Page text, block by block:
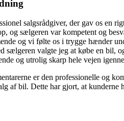
salgsrådgiver, der gav os en
og sælgeren var kompetent og
og vi følte os i trygge hænder
sælgeren valgte jeg at købe en bil,
og utrolig skarp hele vejen
er den professionelle og
af bil. Dette har gjort, at